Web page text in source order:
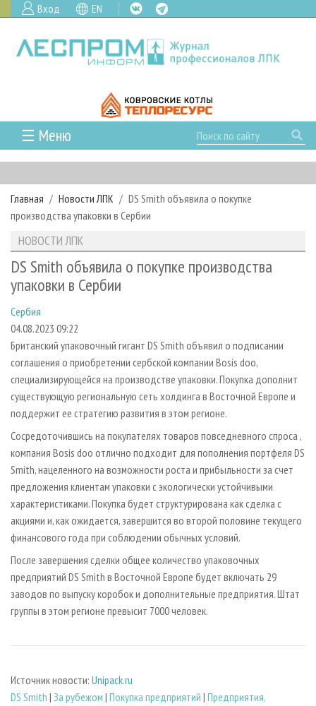
Вход EN
☰ Меню
ГЛАВНАЯ
РУБРИКИ И ТЕМЫ
РУБРИКИ ЖУРНАЛА
ЛЕСОЗАГОТОВКА
ЛЕСОПИЛЕНИЕ
СУШКА ДРЕВЕСИНЫ
ПРОИЗВОДСТВО ДРЕВЕСНЫХ ПЛИТ
ДЕРЕВЯННОЕ ДОМОСТРОЕНИЕ
ПРОИЗВОДСТВО МЕБЕЛИ
БИОЭНЕРГЕТИКА
ЦБП
ИНСТРУМЕНТ И МАТЕРИАЛЫ
НОВОСТИ
НОВОСТИ ЛПК
НОВОСТИ ЖУРНАЛА
ПРОЕКТЫ ЛПИ
АНАЛИТИКА
ПРЕДПРИЯТИЯ ЛПК
ПЕРСОНЫ
МОБИЛЬНЫЕ ВЫСТАВКИ
ОФИЦИАЛЬНЫЕ ДЕЛЕГАЦИИ
ПРИОРИТЕТНЫЕ ИНВЕСТПРОЕКТЫ
RUSSIAN FORESTRY REVIEW
ГАЗЕТА ЛЕСПРОМФОРУМ
БИБЛИОТЕКА СПЕЦИАЛИСТА
АРХИВ
АРХИВ ЖУРНАЛОВ
О ЖУРНАЛЕ
КОНТАКТЫ
РЕКЛАМОДАТЕЛЯМ
РЕКЛАМА
РЕКЛАМА НА САЙТЕ
Главная Новости ЛПК
DS Smith объявила о покупке
производства упаковки в Сербии
НОВОСТИ ЛПК
DS Smith объявила о покупке производства
упаковки в Сербии
Сербия
04.08.2023 09:22
Британский упаковочный гигант DS Smith объявил о подписании
соглашения о приобретении сербской компании Bosis doo,
специализирующейся на производстве упаковки. Покупка дополнит
существующую региональную сеть холдинга в Восточной Европе и
поддержит ее стратегию развития в этом регионе.
Сосредоточившись на покупателях товаров повседневного спроса ,
компания Bosis doo отлично подходит для пополнения портфеля DS
Smith, нацеленного на возможности роста и прибыльности за счет
предложения клиентам упаковки с экологически устойчивыми
характеристиками. Покупка будет структурирована как сделка с
акциями и, как ожидается, завершится во второй половине текущего
финансового года при соблюдении обычных условий.
После завершения сделки общее количество упаковочных
предприятий DS Smith в Восточной Европе будет включать 29
заводов по выпуску коробок и дополнительные предприятия. Штат
группы в этом регионе превысит 7000 человек.
Источник новости: Unipack.ru
DS Smith | За рубежом | Покупка предприятий | Предприятия,